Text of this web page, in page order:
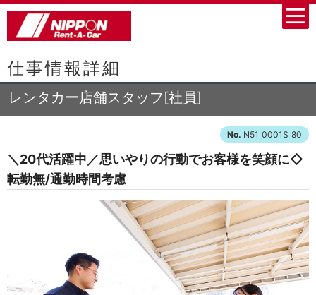
仕事情報詳細
レンタカー店舗スタッフ[社員]
N51_0001S_80
＼20代活躍中／思いやりの行動でお客様を笑顔に◇
転勤無/通勤時間考慮